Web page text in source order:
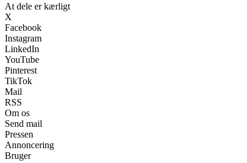
At dele er kærligt
X
Facebook
Instagram
LinkedIn
YouTube
Pinterest
TikTok
Mail
RSS
Om os
Send mail
Pressen
Annoncering
Bruger